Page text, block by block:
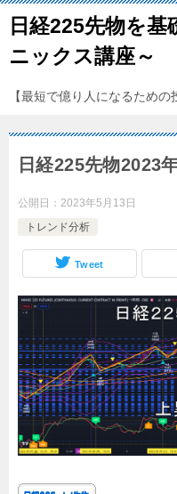
日経225先物を
ニックス講座～
【最短で億り人になるための
日経225先物2023
公開日： 2023年5月13日
トレンド分析
Tweet